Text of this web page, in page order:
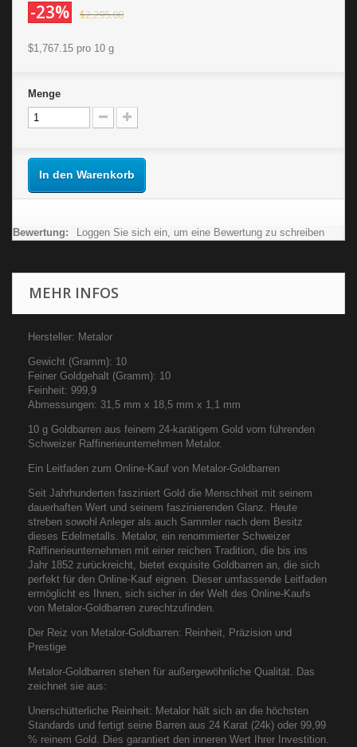
-23% $2,295.00
$1,767.15 pro 10 g
Menge
In den Warenkorb
Bewertung: Loggen Sie sich ein, um eine Bewertung zu schreiben
MEHR INFOS
Hersteller: Metalor
Gewicht (Gramm): 10
Feiner Goldgehalt (Gramm): 10
Feinheit: 999,9
Abmessungen: 31,5 mm x 18,5 mm x 1,1 mm
10 g Goldbarren aus feinem 24-karätigem Gold vom führenden
Schweizer Raffinerieunternehmen Metalor.
Ein Leitfaden zum Online-Kauf von Metalor-Goldbarren
Seit Jahrhunderten fasziniert Gold die Menschheit mit seinem
dauerhaften Wert und seinem faszinierenden Glanz. Heute
streben sowohl Anleger als auch Sammler nach dem Besitz
dieses Edelmetalls. Metalor, ein renommierter Schweizer
Raffinerieunternehmen mit einer reichen Tradition, die bis ins
Jahr 1852 zurückreicht, bietet exquisite Goldbarren an, die sich
perfekt für den Online-Kauf eignen. Dieser umfassende Leitfaden
ermöglicht es Ihnen, sich sicher in der Welt des Online-Kaufs
von Metalor-Goldbarren zurechtzufinden.
Der Reiz von Metalor-Goldbarren: Reinheit, Präzision und
Prestige
Metalor-Goldbarren stehen für außergewöhnliche Qualität. Das
zeichnet sie aus:
Unerschütterliche Reinheit: Metalor hält sich an die höchsten
Standards und fertigt seine Barren aus 24 Karat (24k) oder 99,99
% reinem Gold. Dies garantiert den inneren Wert Ihrer Investition.